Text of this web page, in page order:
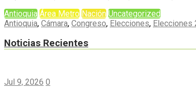
Antioquia Área Metro Nación Uncategorized
Antioquia, Cámara, Congreso, Elecciones, Elecciones
Noticias Recientes
Jul 9, 2026 0